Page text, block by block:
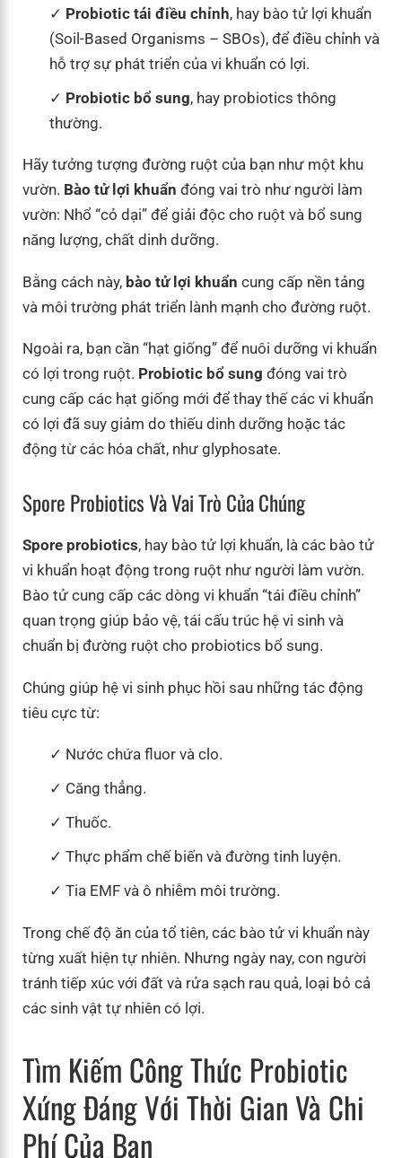
Probiotic tái điều chỉnh, hay bào tử lợi khuẩn
(Soil-Based Organisms – SBOs), để điều chỉnh và
hỗ trợ sự phát triển của vi khuẩn có lợi.
Probiotic bổ sung, hay probiotics thông
thường.
Hãy tưởng tượng đường ruột của bạn như một khu
vườn. Bào tử lợi khuẩn đóng vai trò như người làm
vườn: Nhổ “cỏ dại” để giải độc cho ruột và bổ sung
năng lượng, chất dinh dưỡng.
Bằng cách này, bào tử lợi khuẩn cung cấp nền tảng
và môi trường phát triển lành mạnh cho đường ruột.
Ngoài ra, bạn cần “hạt giống” để nuôi dưỡng vi khuẩn
có lợi trong ruột. Probiotic bổ sung đóng vai trò
cung cấp các hạt giống mới để thay thế các vi khuẩn
có lợi đã suy giảm do thiếu dinh dưỡng hoặc tác
động từ các hóa chất, như glyphosate.
Spore Probiotics Và Vai Trò Của Chúng
Spore probiotics, hay bào tử lợi khuẩn, là các bào tử
vi khuẩn hoạt động trong ruột như người làm vườn.
Bào tử cung cấp các dòng vi khuẩn “tái điều chỉnh”
quan trọng giúp bảo vệ, tái cấu trúc hệ vi sinh và
chuẩn bị đường ruột cho probiotics bổ sung.
Chúng giúp hệ vi sinh phục hồi sau những tác động
tiêu cực từ:
Nước chứa fluor và clo.
Căng thẳng.
Thuốc.
Thực phẩm chế biến và đường tinh luyện.
Tia EMF và ô nhiễm môi trường.
Trong chế độ ăn của tổ tiên, các bào tử vi khuẩn này
từng xuất hiện tự nhiên. Nhưng ngày nay, con người
tránh tiếp xúc với đất và rửa sạch rau quả, loại bỏ cả
các sinh vật tự nhiên có lợi.
Tìm Kiếm Công Thức Probiotic
Xứng Đáng Với Thời Gian Và Chi
Phí Của Bạn